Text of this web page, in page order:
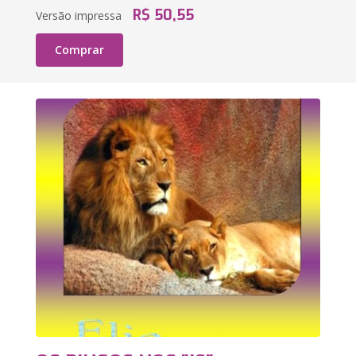
Versão impressa R$ 50,55
Comprar